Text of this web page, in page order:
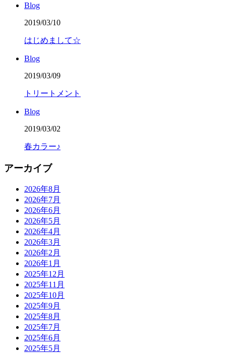
Blog
2019/03/10
はじめまして☆
Blog
2019/03/09
トリートメント
Blog
2019/03/02
春カラー♪
アーカイブ
2026年8月
2026年7月
2026年6月
2026年5月
2026年4月
2026年3月
2026年2月
2026年1月
2025年12月
2025年11月
2025年10月
2025年9月
2025年8月
2025年7月
2025年6月
2025年5月